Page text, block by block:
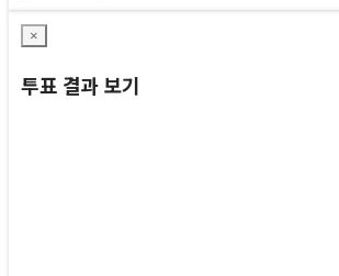
×
투표 결과 보기